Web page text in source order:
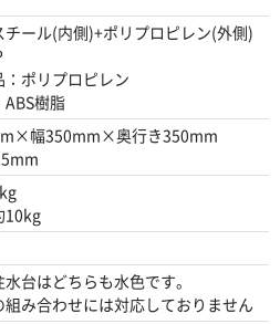
チール(内側)+ポリプロピレン(外側)
：ポリプロピレン
ABS樹脂
幅350mm×奥行き350mm
10kg
台はどちらも水色です。
み合わせには対応しておりません